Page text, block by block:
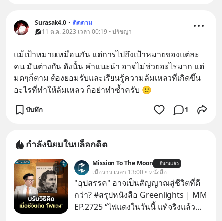
Surasak4.0 • ติดตาม
11 ต.ค. 2023 เวลา 00:19 • ปรัชญา
แม้เป้าหมายเหมือนกัน แต่การไปถึงเป้าหมายของแต่ละ
คน มันต่างกัน ดังนั้น คำแนะนำ อาจไม่ช่วยอะไรมาก แต่
มดๆก็ตาม ต้องยอมรับและเรียนรู้ความล้มเหลวที่เกิดขึ้น
อะไรที่ทำให้ล้มเหลว ก็อย่าทำซ้ำครับ 🙂
บันทึก 1
กำลังนิยมในบล็อกดิต
Mission To The Moon ยืนยันแล้ว
เมื่อวาน เวลา 13:00 • หนังสือ
"อุปสรรค" อาจเป็นสัญญาณสู่ชีวิตที่ดี
กว่า? #สรุปหนังสือ Greenlights | MM
EP.2725 “ไฟแดงในวันนี้ แท้จริงแล้ว